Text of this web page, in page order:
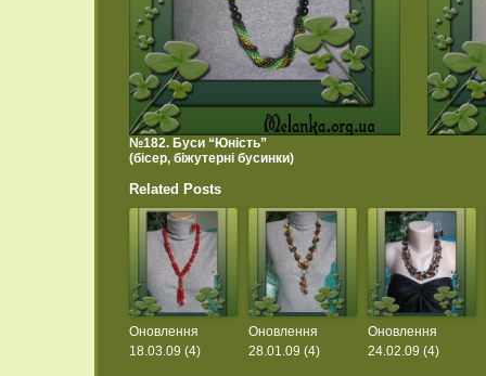
№182. Буси “Юність”
(бісер, біжутерні бусинки)
Related Posts
Оновлення
18.03.09 (4)
Оновлення
28.01.09 (4)
Оновлення
24.02.09 (4)